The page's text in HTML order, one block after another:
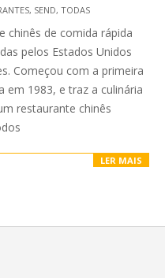
, SEND, TODAS
chinês de comida rápida
pelos Estados Unidos
Começou com a primeira
em 1983, e traz a culinária
restaurante chinês
LER MAIS